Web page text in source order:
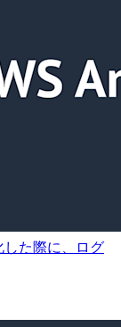
た際に、ログ